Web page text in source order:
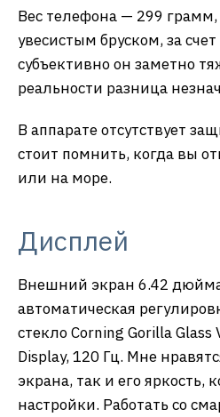
Вес телефона — 299
увесистым бруском, за
субъективно он заметно
реальности разница
В аппарате отсутствует
стоит помнить, когда вы
или на море.
Дисплей
Внешний экран 6.42 дюйма,
автоматическая
стекло Corning Gorilla Glass
Display, 120 Гц. Мне
экрана, так и его яркость,
настройки. Работать со